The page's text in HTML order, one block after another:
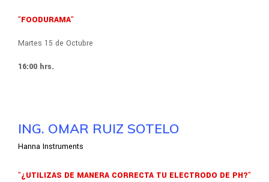
"FOODURAMA"
Martes 15 de Octubre
16:00 hrs.
ING. OMAR RUIZ SOTELO
Hanna Instruments
"¿UTILIZAS DE MANERA CORRECTA TU ELECTRODO DE PH?"